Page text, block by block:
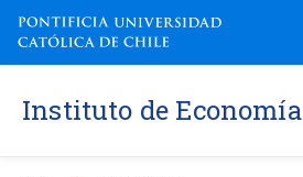
Instituto de Economía